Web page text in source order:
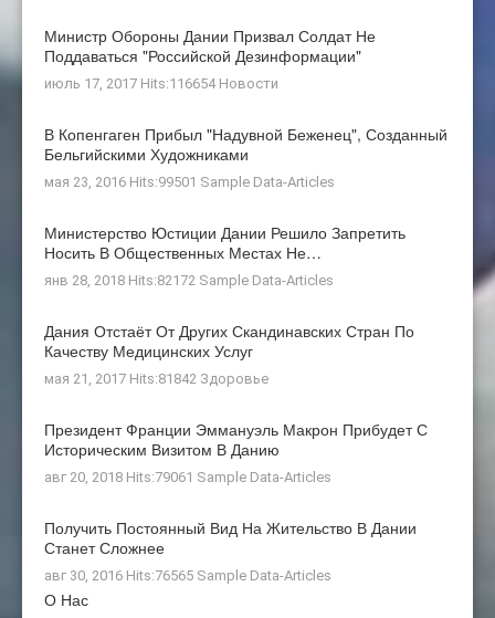
Министр Обороны Дании Призвал Солдат Не
Поддаваться "российской Дезинформации"
июль 17, 2017 Hits:116654 Новости
В Копенгаген Прибыл "Надувной Беженец", Созданный
Бельгийскими Художниками
мая 23, 2016 Hits:99501 Sample Data-Articles
Министерство Юстиции Дании Решило Запретить
Носить В Общественных Местах Не…
янв 28, 2018 Hits:82172 Sample Data-Articles
Дания Отстаёт От Других Скандинавских Стран По
Качеству Медицинских Услуг
мая 21, 2017 Hits:81842 Здоровье
Президент Франции Эммануэль Макрон Прибудет С
Историческим Визитом В Данию
авг 20, 2018 Hits:79061 Sample Data-Articles
Получить Постоянный Вид На Жительство В Дании
Станет Сложнее
авг 30, 2016 Hits:76565 Sample Data-Articles
О Нас